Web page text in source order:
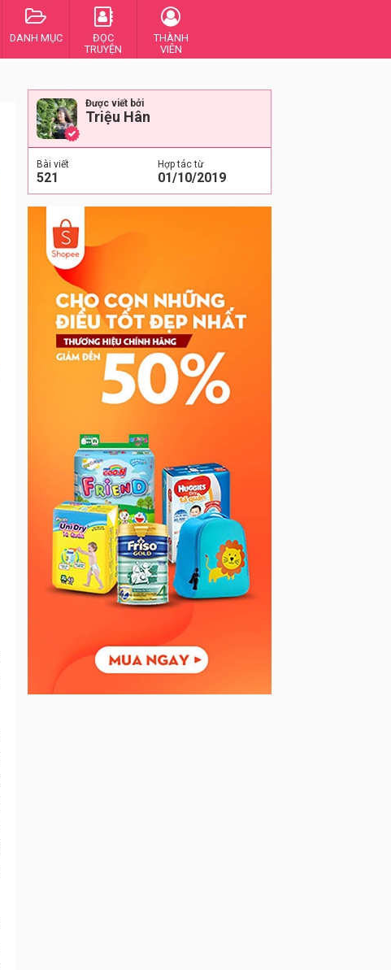
DANH MỤC
ĐỌC
TRUYỆN
THÀNH
VIÊN
Được viết bởi
Triệu Hân
Bài viết
521
Hợp tác từ
01/10/2019